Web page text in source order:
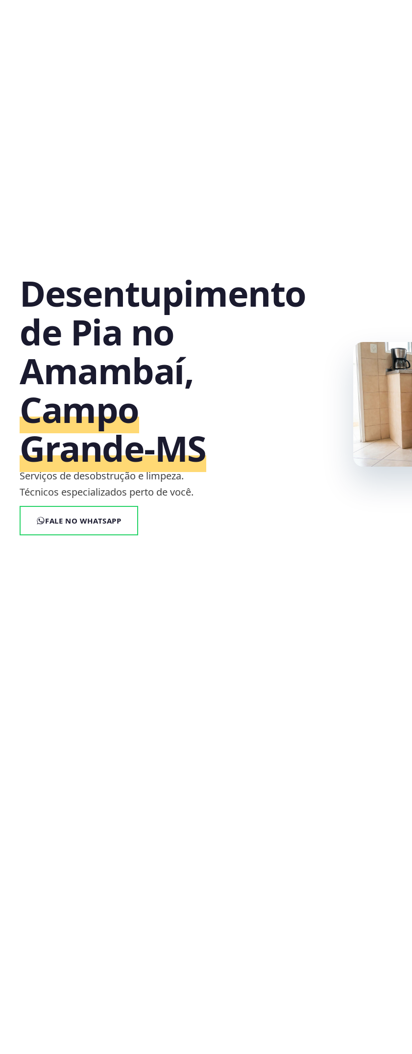
Desentupimento
de Pia no
Amambaí,
Campo
Grande‑MS
Serviços de desobstrução e limpeza.
Técnicos especializados perto de você.
FALE NO WHATSAPP